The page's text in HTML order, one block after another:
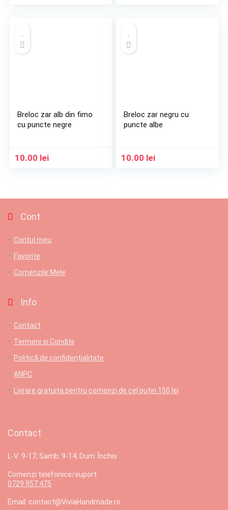
Breloc zar alb din fimo
cu puncte negre
10.00 lei
Breloc zar negru cu
puncte albe
10.00 lei
Cont
Contul meu
Favorite
Comenzile Mele
Info
Contact
Termeni si Conditii
Politică de confidențialitate
ANPC
Livrare gratuita pentru comenzi de cel putin 150 lei
Contact
L-V: 9-17; Samb: 9-14; Dum: Închis
Comenzi telefonice/suport:
0729 957 475
Email: contact@ViviaHandmade.ro